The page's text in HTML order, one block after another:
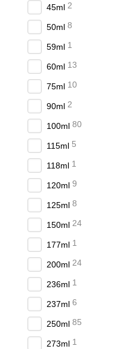
45ml 2
50ml 8
59ml 1
60ml 13
75ml 10
90ml 2
100ml 80
115ml 5
118ml 1
120ml 9
125ml 8
150ml 24
177ml 1
200ml 24
236ml 1
237ml 6
250ml 85
273ml 1